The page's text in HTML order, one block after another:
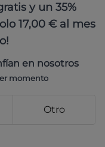
y un 35%
17,00 € al mes
en nosotros
momento
Otro